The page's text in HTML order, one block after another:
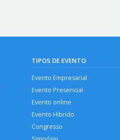
TIPOS DE EVENTO
Evento Empresarial
Evento Presencial
Evento online
Evento Híbrido
Congresso